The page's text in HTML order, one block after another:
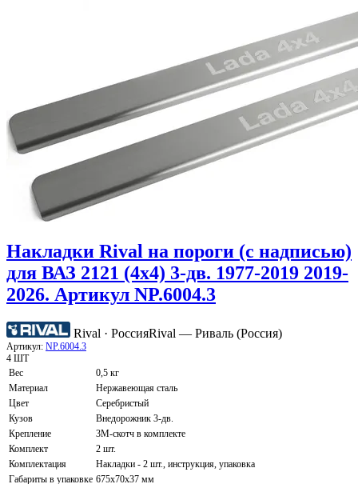
Накладки Rival на пороги (с надписью)
для ВАЗ 2121 (4x4) 3-дв. 1977-2019 2019-
2026. Артикул NP.6004.3
Rival · РоссияRival — Риваль (Россия)
Артикул: NP.6004.3
4 ШТ
Вес
0,5 кг
Материал
Нержавеющая сталь
Цвет
Серебристый
Кузов
Внедорожник 3-дв.
Крепление
3М-скотч в комплекте
Комплект
2 шт.
Комплектация
Накладки - 2 шт., инструкция, упаковка
Габариты в упаковке 675х70х37 мм